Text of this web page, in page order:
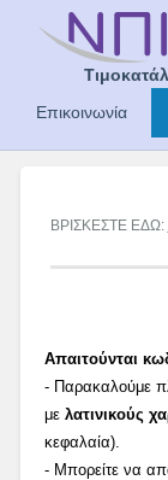
Επικοινωνία
ΒΡΙΣΚΕΣΤΕ ΕΔΩ:
Απαιτούνται
- Παρακαλούμε
με λατινικούς
κεφαλαία).
- Μπορείτε να